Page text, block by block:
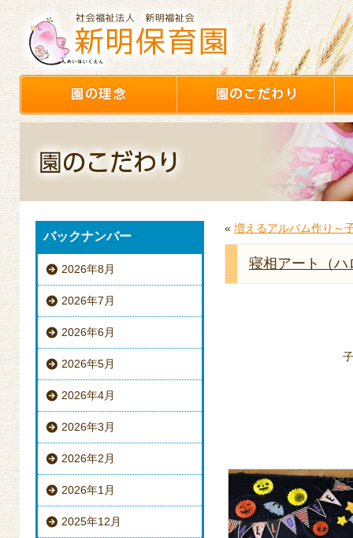
バックナンバー
2026年8月
2026年7月
2026年6月
2026年5月
2026年4月
2026年3月
2026年2月
2026年1月
2025年12月
« 増えるアルバム作り～
寝相アート（